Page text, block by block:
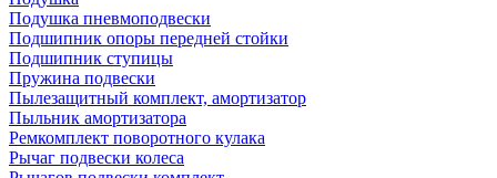
Подушка пневмоподвески
Подшипник опоры передней стойки
Подшипник ступицы
Пружина подвески
Пылезащитный комплект, амортизатор
Пыльник амортизатора
Ремкомплект поворотного кулака
Рычаг подвески колеса